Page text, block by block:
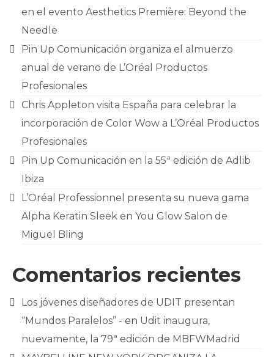
en el evento Aesthetics Première: Beyond the
Needle
Pin Up Comunicación organiza el almuerzo
anual de verano de L’Oréal Productos
Profesionales
Chris Appleton visita España para celebrar la
incorporación de Color Wow a L’Oréal Productos
Profesionales
Pin Up Comunicación en la 55ª edición de Adlib
Ibiza
L’Oréal Professionnel presenta su nueva gama
Alpha Keratin Sleek en You Glow Salon de
Miguel Bling
Comentarios recientes
Los jóvenes diseñadores de UDIT presentan
“Mundos Paralelos” - en Udit inaugura,
nuevamente, la 79ª edición de MBFWMadrid